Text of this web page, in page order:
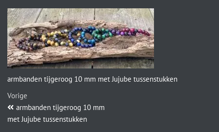
armbanden tijgeroog 10 mm met Jujube tussenstukken
Vorige
armbanden tijgeroog 10 mm
met Jujube tussenstukken